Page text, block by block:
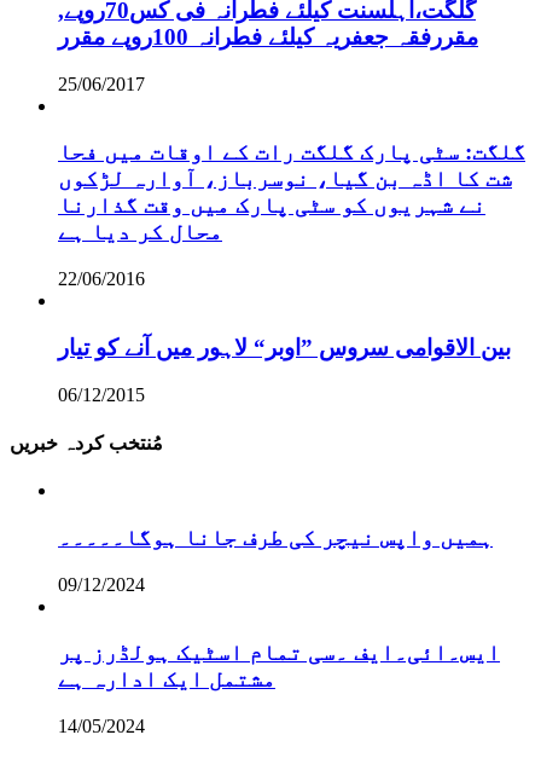
,گلگت،اہلسنت کیلئے فطرانہ فی کس70روپے
مقررفقہ جعفریہ کیلئے فطرانہ 100روپے مقرر
25/06/2017
گلگت: سٹی پارک گلگت رات کے اوقات میں فحا
شت کا اڈہ بن گیا، نوسرباز، آوارہ لڑکوں
نے شہریوں کو سٹی پارک میں وقت گذارنا
محال کر دیا ہے
22/06/2016
بین الاقوامی سروس ”اوبر“ لاہور میں آنے کو تیار
06/12/2015
مُنتخب کردہ خبریں
ہمیں واپس نیچر کی طرف جانا ہوگا۔۔۔۔۔
09/12/2024
ایس۔ائی۔ایف ۔سی تمام اسٹیک ہولڈرز پر
مشتمل ایک ادارہ ہے
14/05/2024